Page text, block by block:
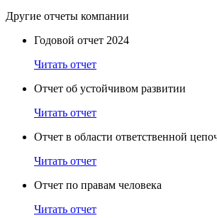
Другие отчеты компании
Годовой отчет 2024
Читать отчет
Отчет об устойчивом развитии
Читать отчет
Отчет в области ответственной
Читать отчет
Отчет по правам человека
Читать отчет